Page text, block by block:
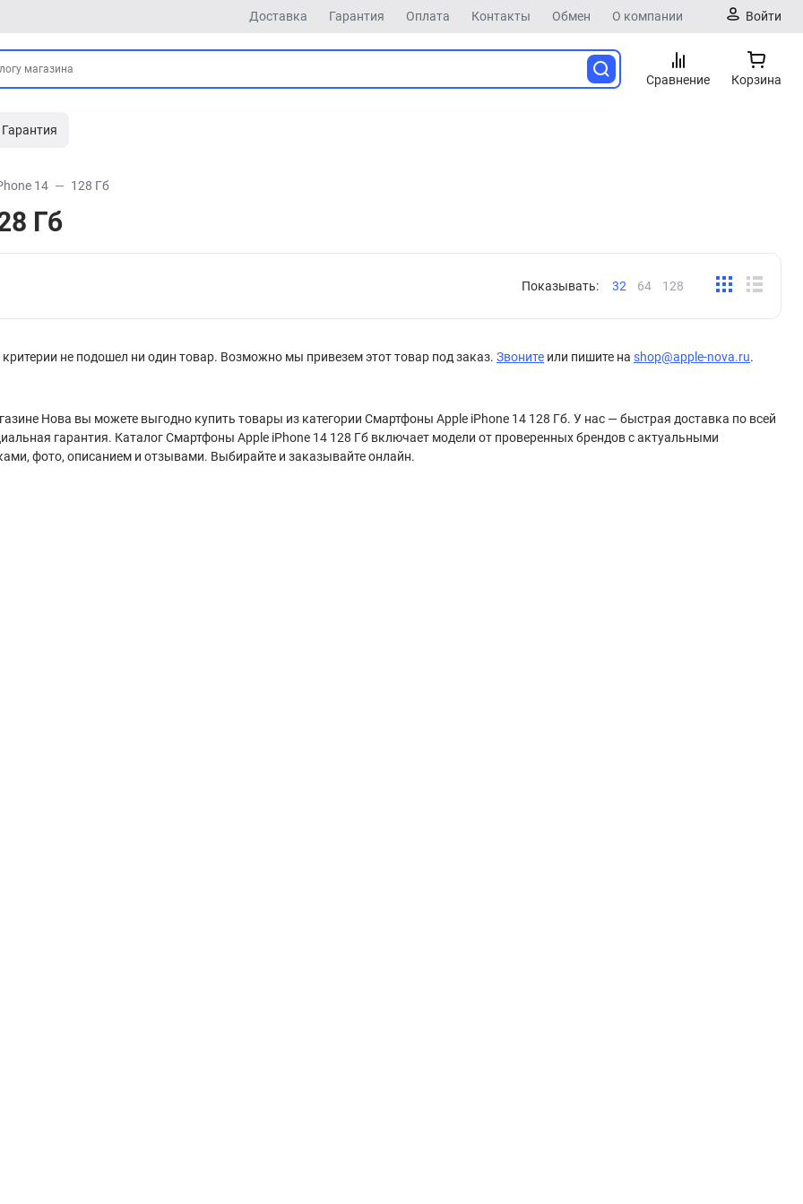
Доставка Гарантия Оплата Контакты Обмен О компании Войти
Сравнение Корзина
Гарантия
14 128 Гб
Гб
Показывать: 32 64 128
не подошел ни один товар. Возможно мы привезем этот товар под заказ. Звоните или пишите на shop@apple-nova.ru.
Нова вы можете выгодно купить товары из категории Смартфоны Apple iPhone 14 128 Гб. У нас — быстрая доставка по всей
гарантия. Каталог Смартфоны Apple iPhone 14 128 Гб включает модели от проверенных брендов с актуальными
фото, описанием и отзывами. Выбирайте и заказывайте онлайн.